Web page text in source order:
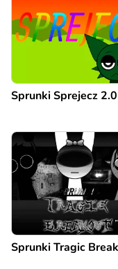
Sprunki Sprejecz 2.0
Sprunki Tragic